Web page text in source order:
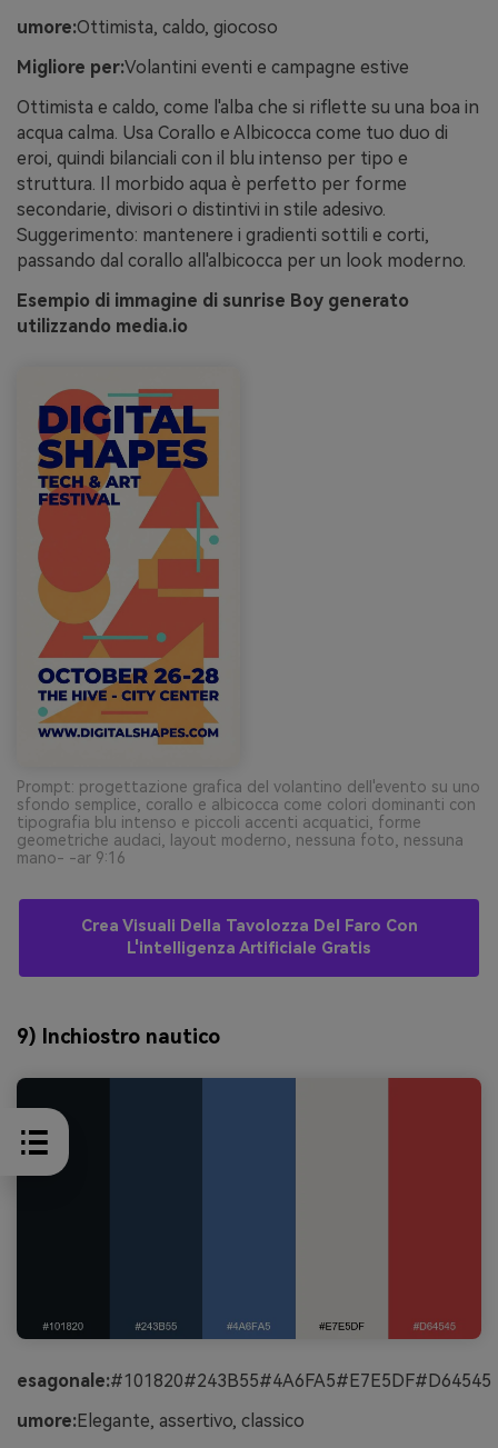
umore:Ottimista, caldo, giocoso
Migliore per:Volantini eventi e campagne estive
Ottimista e caldo, come l'alba che si riflette su una boa in
acqua calma. Usa Corallo e Albicocca come tuo duo di
eroi, quindi bilanciali con il blu intenso per tipo e
struttura. Il morbido aqua è perfetto per forme
secondarie, divisori o distintivi in stile adesivo.
Suggerimento: mantenere i gradienti sottili e corti,
passando dal corallo all'albicocca per un look moderno.
Esempio di immagine di sunrise Boy generato
utilizzando media.io
Prompt: progettazione grafica del volantino dell'evento su uno
sfondo semplice, corallo e albicocca come colori dominanti con
tipografia blu intenso e piccoli accenti acquatici, forme
geometriche audaci, layout moderno, nessuna foto, nessuna
mano- -ar 9:16
Crea Visuali Della Tavolozza Del Faro Con
L'intelligenza Artificiale Gratis
9) Inchiostro nautico
esagonale:#101820#243B55#4A6FA5#E7E5DF#D64545
umore:Elegante, assertivo, classico